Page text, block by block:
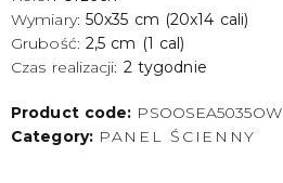
Wymiary: 50x35 cm (20x14 cali)
Grubość: 2,5 cm (1 cal)
Czas realizacji: 2 tygodnie
Product code: PSOOSEA5035OW
Category: PANEL ŚCIENNY